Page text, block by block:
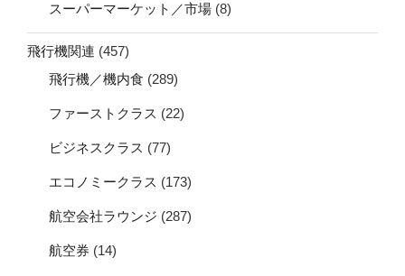
スーパーマーケット／市場 (8)
飛行機関連 (457)
飛行機／機内食 (289)
ファーストクラス (22)
ビジネスクラス (77)
エコノミークラス (173)
航空会社ラウンジ (287)
航空券 (14)